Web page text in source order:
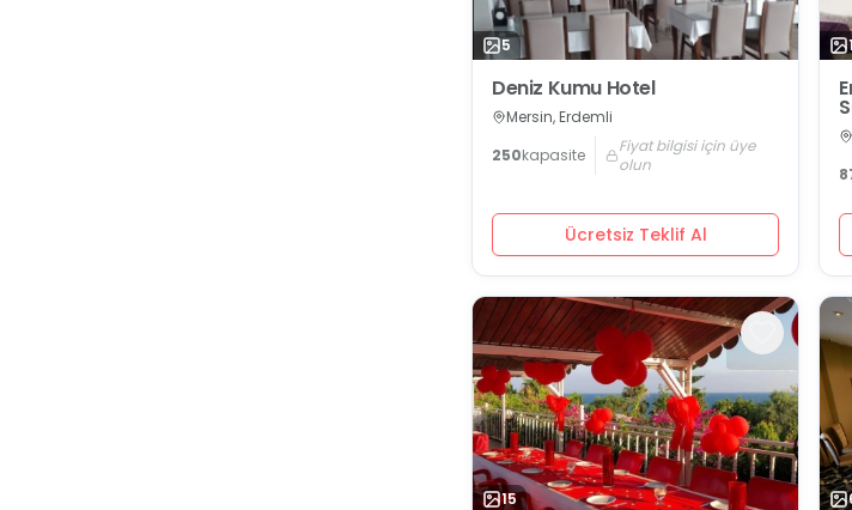
5
Deniz Kumu Hotel
Mersin, Erdemli
250kapasite
Fiyat bilgisi için üye
olun
Ücretsiz Teklif Al
15